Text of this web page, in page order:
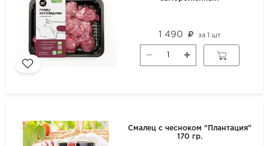
1 490 за1 шт
Смалец с чесноком "Плантация"
170 гр.